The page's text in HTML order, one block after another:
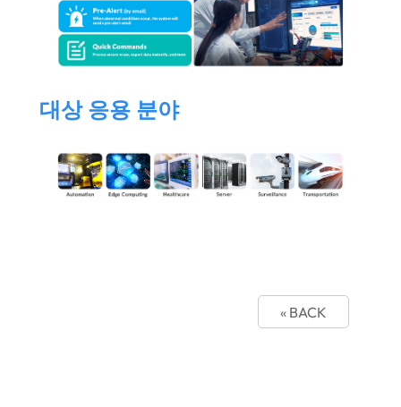
대상 응용 분야
« BACK